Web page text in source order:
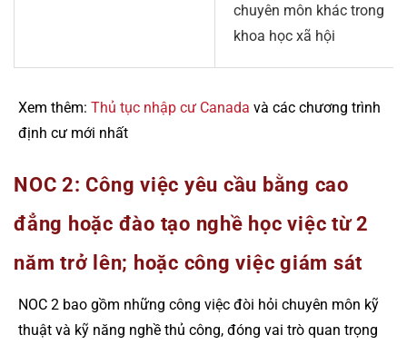
chuyên môn khác trong
khoa học xã hội
Xem thêm: Thủ tục nhập cư Canada và các chương trình
định cư mới nhất
NOC 2: Công việc yêu cầu bằng cao
đẳng hoặc đào tạo nghề học việc từ 2
năm trở lên; hoặc công việc giám sát
NOC 2 bao gồm những công việc đòi hỏi chuyên môn kỹ
thuật và kỹ năng nghề thủ công, đóng vai trò quan trọng